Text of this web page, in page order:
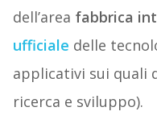
dell’area fabbrica
ufficiale delle
applicativi sui quali
ricerca e sviluppo).